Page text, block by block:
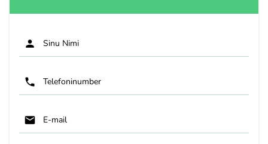
Sinu Nimi
Telefoninumber
E-mail